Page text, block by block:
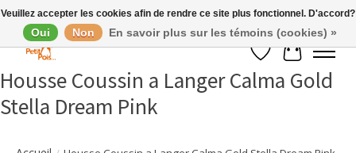
Liste de souhaits
Panier
Housse Coussin a Langer Calma Gold
Stella Dream Pink
Veuillez accepter les cookies afin de rendre ce site plus fonctionnel. D'accord?
Oui Non En savoir plus sur les témoins (cookies) »